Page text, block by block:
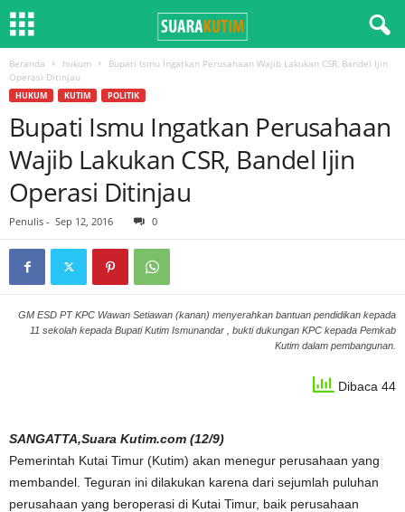
Beranda hukum
Bupati Ismu Ingatkan Perusahaan Wajib Lakukan CSR, Bandel Ijin
Operasi Ditinjau
HUKUM KUTIM POLITIK
Bupati Ismu Ingatkan Perusahaan
Wajib Lakukan CSR, Bandel Ijin
Operasi Ditinjau
Penulis - Sep 12, 2016 0
GM ESD PT KPC Wawan Setiawan (kanan) menyerahkan bantuan pendidikan kepada
11 sekolah kepada Bupati Kutim Ismunandar , bukti dukungan KPC kepada Pemkab
Kutim dalam pembangunan.
Dibaca 44
SANGATTA,Suara Kutim.com (12/9)
Pemerintah Kutai Timur (Kutim) akan menegur perusahaan yang
membandel. Teguran ini dilakukan karena dari sejumlah puluhan
perusahaan yang beroperasi di Kutai Timur, baik perusahaan